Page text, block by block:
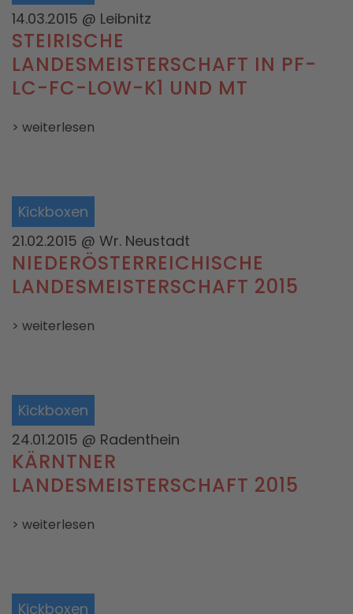
14.03.2015 @ Leibnitz
STEIRISCHE
LANDESMEISTERSCHAFT IN PF-
LC-FC-LOW-K1 UND MT
> weiterlesen
Kickboxen
21.02.2015 @ Wr. Neustadt
NIEDERÖSTERREICHISCHE
LANDESMEISTERSCHAFT 2015
> weiterlesen
Kickboxen
24.01.2015 @ Radenthein
KÄRNTNER
LANDESMEISTERSCHAFT 2015
> weiterlesen
Kickboxen